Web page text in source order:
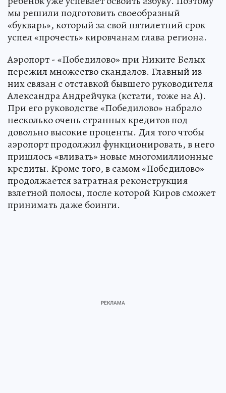
мы решили подготовить своеобразный
«букварь», который за свой пятилетний срок
успел «прочесть» кировчанам глава региона.
Аэропорт - «Победилово» при Никите Белых
пережил множество скандалов. Главный из
них связан с отставкой бывшего руководителя
Александра Андрейчука (кстати, тоже на А).
При его руководстве «Победилово» набрало
несколько очень странных кредитов под
довольно высокие проценты. Для того чтобы
аэропорт продолжил функционировать, в него
пришлось «вливать» новые многомиллионные
кредиты. Кроме того, в самом «Победилово»
продолжается затратная реконструкция
взлетной полосы, после которой Киров сможет
принимать даже боинги.